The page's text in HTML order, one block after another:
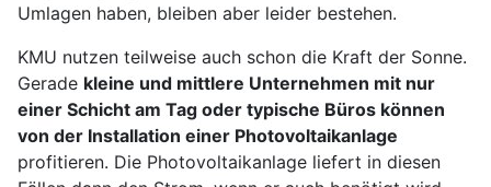
Umlagen haben, bleiben aber leider bestehen.
KMU nutzen teilweise auch schon die Kraft der Sonne.
Gerade kleine und mittlere Unternehmen mit nur
einer Schicht am Tag oder typische Büros können
von der Installation einer Photovoltaikanlage
profitieren. Die Photovoltaikanlage liefert in diesen